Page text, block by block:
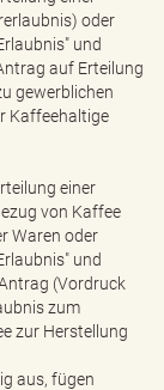
oder
und
auf Erteilung
gewerblichen
Kaffeehaltige
einer
von Kaffee
Waren oder
und
(Vordruck
zum
zur Herstellung
aus, fügen